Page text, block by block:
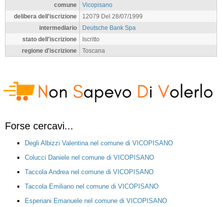
comune
Vicopisano
delibera dell'iscrizione
12079 Del 28/07/1999
intermediario
Deutsche Bank Spa
stato dell'iscrizione
Iscritto
regione d'iscrizione
Toscana
Forse cercavi...
Degli Albizzi Valentina nel comune di VICOPISANO
Colucci Daniele nel comune di VICOPISANO
Taccola Andrea nel comune di VICOPISANO
Taccola Emiliano nel comune di VICOPISANO
Esperiani Emanuele nel comune di VICOPISANO